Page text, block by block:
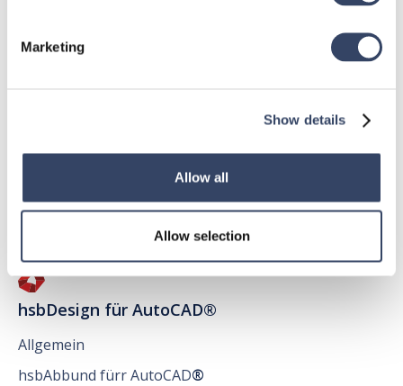
Marketing
Show details
Allow all
Allow selection
hsbDach
Alle Kategorien
hsbDesign für AutoCAD®
Allgemein
hsbAbbund fürr AutoCAD®